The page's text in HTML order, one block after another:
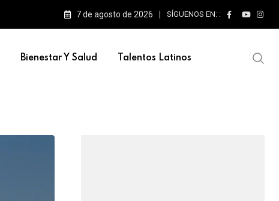
7 de agosto de 2026 SÍGUENOS EN: :
Bienestar Y Salud Talentos Latinos